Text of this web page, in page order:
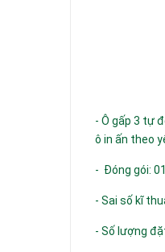
- Ô gấp 3 tự
ô in ấn theo
- Đóng gói:
- Sai số kĩ
- Số lượng